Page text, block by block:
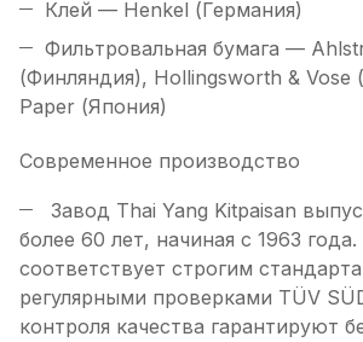
Клей — Henkel (Германия)
Фильтровальная бумага —
(Финляндия), Hollingsworth &
Paper (Япония)
Современное производство
Завод Thai Yang Kitpaisan
более 60 лет, начиная с 1963
соответствует строгим
регулярными проверками TÜV
контроля качества гарантируют